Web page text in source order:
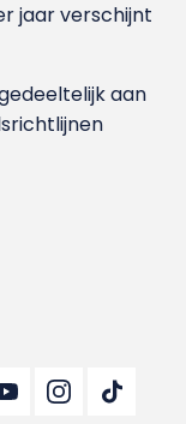
jaar verschijnt
aan